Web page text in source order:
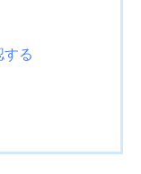
る